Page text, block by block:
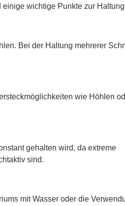
wichtige Punkte zur
Bei der Haltung mehrerer
wie Höhlen
gehalten wird, da extreme
sind.
mit Wasser oder die